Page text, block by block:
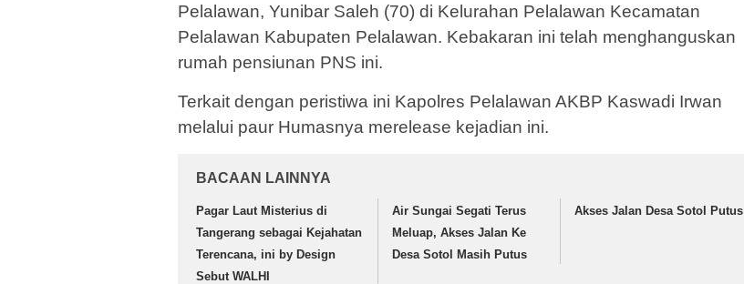
Pelalawan, Yunibar Saleh (70) di Kelurahan Pelalawan Kecamatan
Pelalawan Kabupaten Pelalawan. Kebakaran ini telah menghanguskan
rumah pensiunan PNS ini.
Terkait dengan peristiwa ini Kapolres Pelalawan AKBP Kaswadi Irwan
melalui paur Humasnya merelease kejadian ini.
BACAAN LAINNYA
Pagar Laut Misterius di
Tangerang sebagai Kejahatan
Terencana, ini by Design
Sebut WALHI
Air Sungai Segati Terus
Meluap, Akses Jalan Ke
Desa Sotol Masih Putus
Akses Jalan Desa Sotol Putus